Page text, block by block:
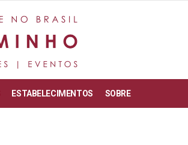
ESTABELECIMENTOS SOBRE